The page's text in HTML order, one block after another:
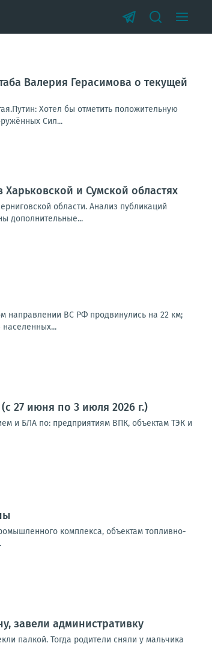
Валерия Герасимова о текущей
Хотел бы отметить положительную
Сил...
и Сумской областях
области. Анализ публикаций
дополнительные...
направлении ВС РФ продвинулись на 22 км;
27 июня по 3 июля 2026 г.)
и БЛА по: предприятиям ВПК, объектам ТЭК и
комплекса, объектам топливно-
завели административку
палкой. Тогда родители сняли у мальчика